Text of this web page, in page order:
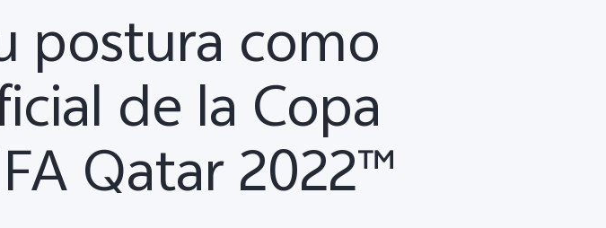
Y21 5G nuevo Y05
postura como
de la Copa
Qatar 2022™